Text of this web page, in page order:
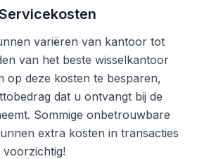
variëren van kantoor tot
van het beste wisselkantoor
op deze kosten te besparen,
dat u ontvangt bij de
Sommige onbetrouwbare
extra kosten in transacties